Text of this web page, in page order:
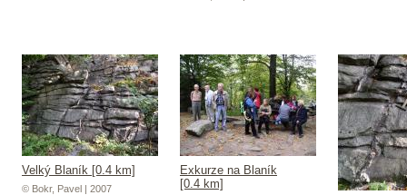
Velký Blaník [0.4 km]
© Bokr, Pavel | 2007
Exkurze na Blaník
[0.4 km]